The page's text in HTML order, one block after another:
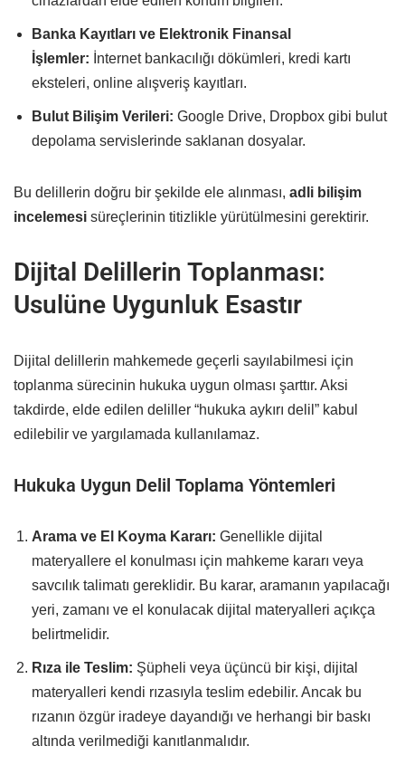
Banka Kayıtları ve Elektronik Finansal
İşlemler: İnternet bankacılığı dökümleri, kredi kartı
eksteleri, online alışveriş kayıtları.
Bulut Bilişim Verileri: Google Drive, Dropbox gibi bulut
depolama servislerinde saklanan dosyalar.
Bu delillerin doğru bir şekilde ele alınması, adli bilişim
incelemesi süreçlerinin titizlikle yürütülmesini gerektirir.
Dijital Delillerin Toplanması:
Usulüne Uygunluk Esastır
Dijital delillerin mahkemede geçerli sayılabilmesi için
toplanma sürecinin hukuka uygun olması şarttır. Aksi
takdirde, elde edilen deliller “hukuka aykırı delil” kabul
edilebilir ve yargılamada kullanılamaz.
Hukuka Uygun Delil Toplama Yöntemleri
Arama ve El Koyma Kararı: Genellikle dijital
materyallere el konulması için mahkeme kararı veya
savcılık talimatı gereklidir. Bu karar, aramanın yapılacağı
yeri, zamanı ve el konulacak dijital materyalleri açıkça
belirtmelidir.
Rıza ile Teslim: Şüpheli veya üçüncü bir kişi, dijital
materyalleri kendi rızasıyla teslim edebilir. Ancak bu
rızanın özgür iradeye dayandığı ve herhangi bir baskı
altında verilmediği kanıtlanmalıdır.